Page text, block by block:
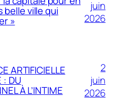
belle ville qui
»
juin
2026
ARTIFICIELLE
: DU
À L’INTIME
2
juin
2026